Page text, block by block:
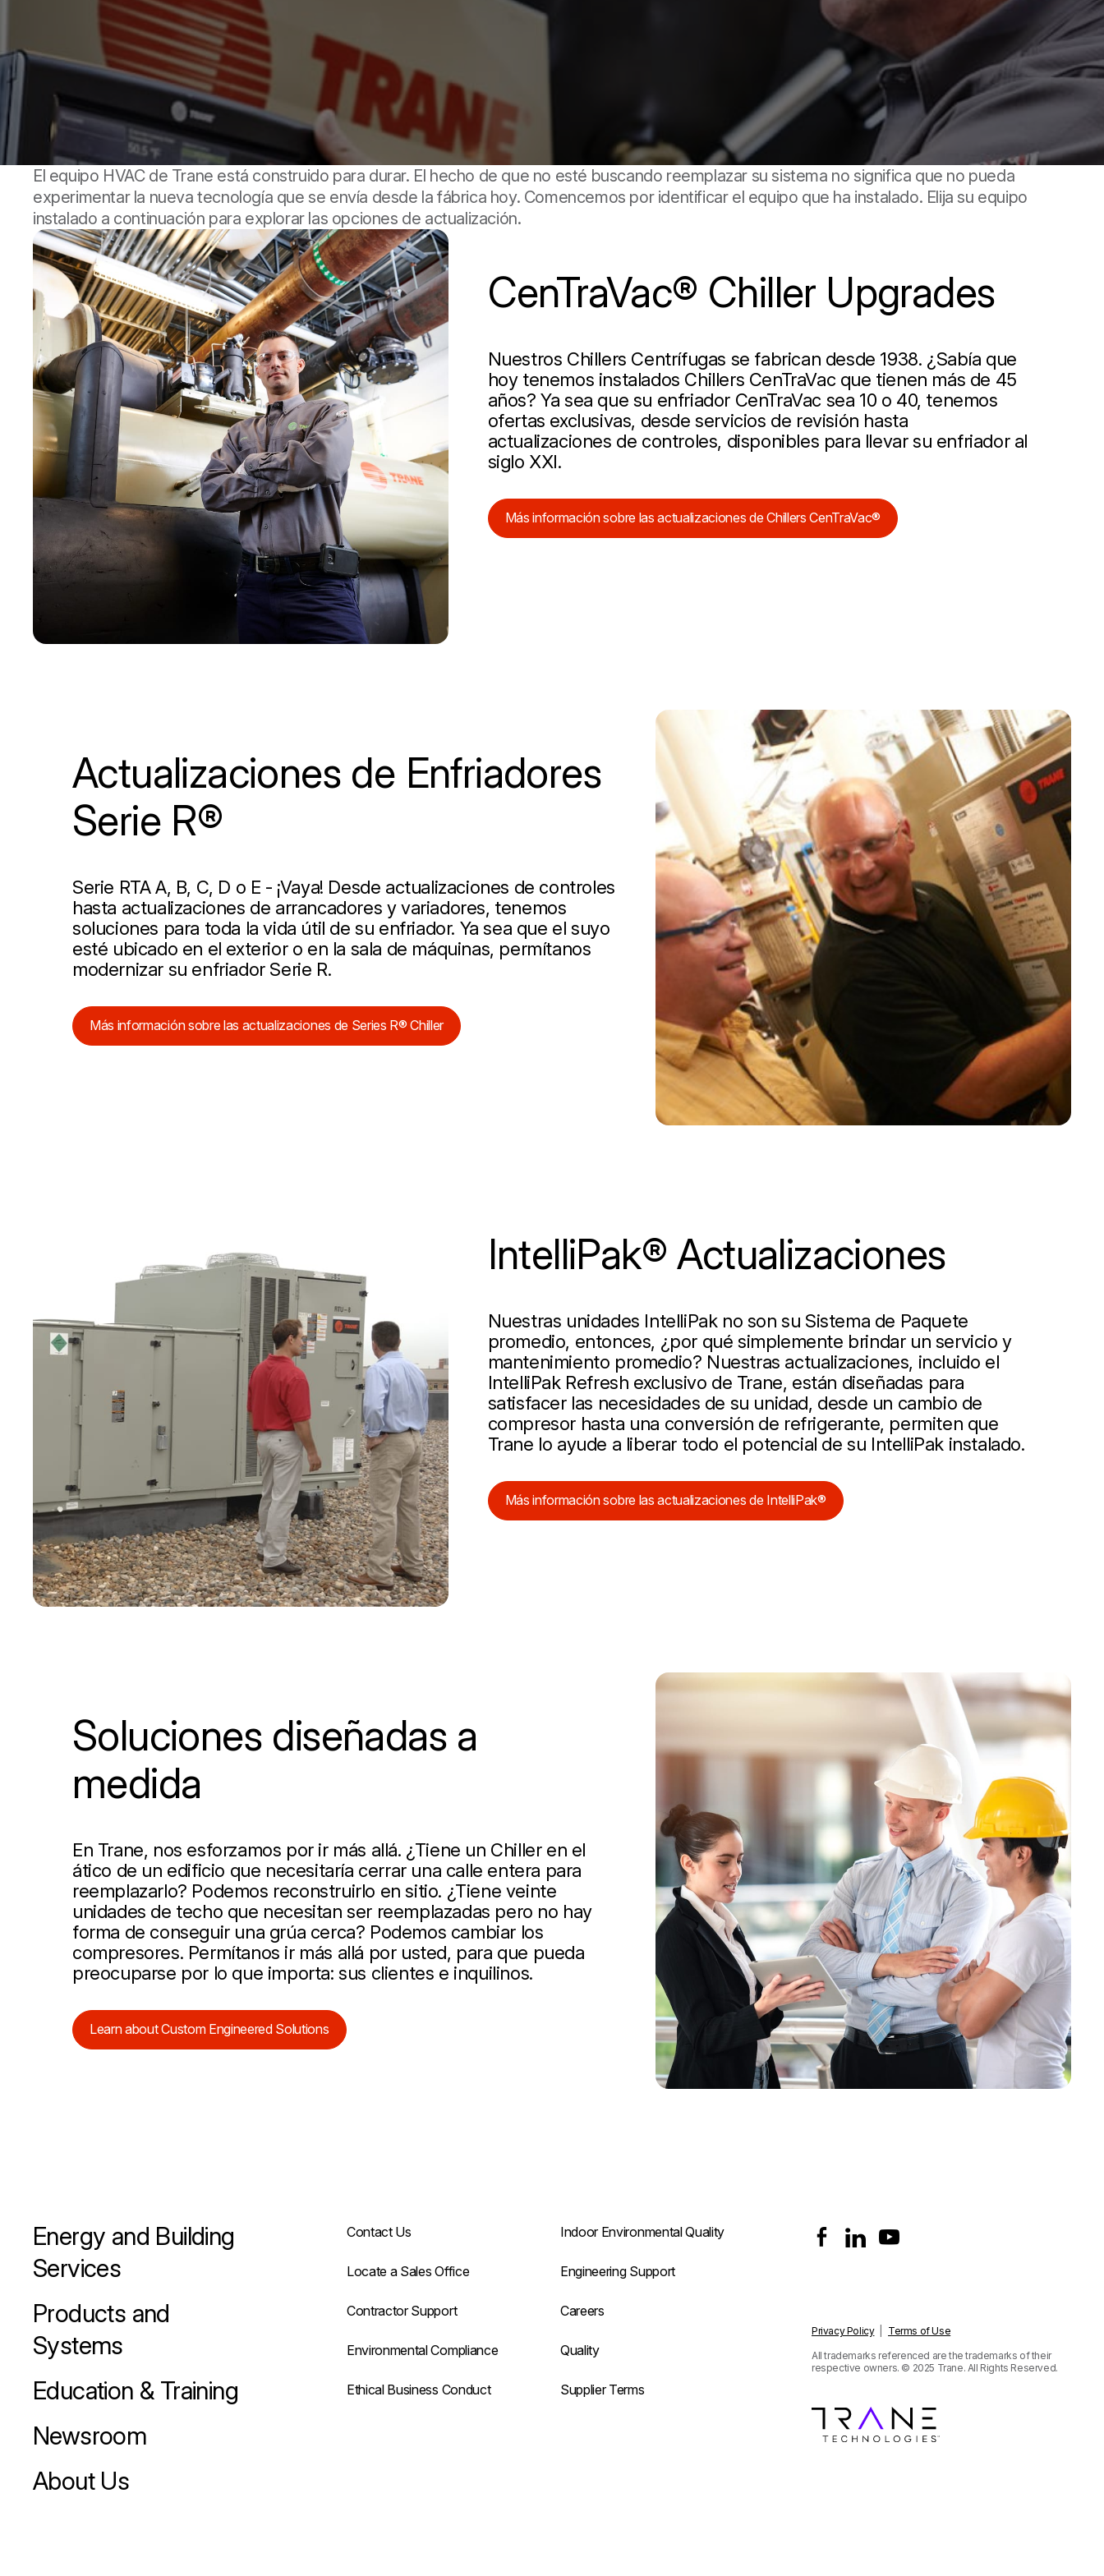
El equipo HVAC de Trane está construido para durar. El hecho de que no esté buscando reemplazar su sistema no significa que no pueda
experimentar la nueva tecnología que se envía desde la fábrica hoy. Comencemos por identificar el equipo que ha instalado. Elija su equipo
instalado a continuación para explorar las opciones de actualización.
CenTraVac® Chiller Upgrades
Nuestros Chillers Centrífugas se fabrican desde 1938. ¿Sabía que
hoy tenemos instalados Chillers CenTraVac que tienen más de 45
años? Ya sea que su enfriador CenTraVac sea 10 o 40, tenemos
ofertas exclusivas, desde servicios de revisión hasta
actualizaciones de controles, disponibles para llevar su enfriador al
siglo XXI.
Más información sobre las actualizaciones de Chillers CenTraVac®
Actualizaciones de Enfriadores
Serie R®
Serie RTA A, B, C, D o E - ¡Vaya! Desde actualizaciones de controles
hasta actualizaciones de arrancadores y variadores, tenemos
soluciones para toda la vida útil de su enfriador. Ya sea que el suyo
esté ubicado en el exterior o en la sala de máquinas, permítanos
modernizar su enfriador Serie R.
Más información sobre las actualizaciones de Series R® Chiller
IntelliPak® Actualizaciones
Nuestras unidades IntelliPak no son su Sistema de Paquete
promedio, entonces, ¿por qué simplemente brindar un servicio y
mantenimiento promedio? Nuestras actualizaciones, incluido el
IntelliPak Refresh exclusivo de Trane, están diseñadas para
satisfacer las necesidades de su unidad, desde un cambio de
compresor hasta una conversión de refrigerante, permiten que
Trane lo ayude a liberar todo el potencial de su IntelliPak instalado.
Más información sobre las actualizaciones de IntelliPak®
Soluciones diseñadas a
medida
En Trane, nos esforzamos por ir más allá. ¿Tiene un Chiller en el
ático de un edificio que necesitaría cerrar una calle entera para
reemplazarlo? Podemos reconstruirlo en sitio. ¿Tiene veinte
unidades de techo que necesitan ser reemplazadas pero no hay
forma de conseguir una grúa cerca? Podemos cambiar los
compresores. Permítanos ir más allá por usted, para que pueda
preocuparse por lo que importa: sus clientes e inquilinos.
Learn about Custom Engineered Solutions
Energy and Building
Services
Products and
Systems
Education & Training
Newsroom
About Us
Contact Us Indoor Environmental Quality
Locate a Sales Office Engineering Support
Contractor Support Careers
Environmental Compliance Quality
Ethical Business Conduct Supplier Terms
Privacy Policy| Terms of Use
All trademarks referenced are the trademarks of their
respective owners. © 2025 Trane. All Rights Reserved.